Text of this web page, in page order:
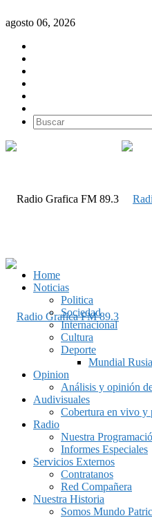
agosto 06, 2026
Home
Noticias
Politica
Sociedad
Internacional
Cultura
Deporte
Mundial
Opinion
Análisis y opinión
Audivisuales
Cobertura en vivo y
Radio
Nuestra
Informes Especiales
Servicios Externos
Contratanos
Red Compañera
Nuestra Historia
Somos Mundo